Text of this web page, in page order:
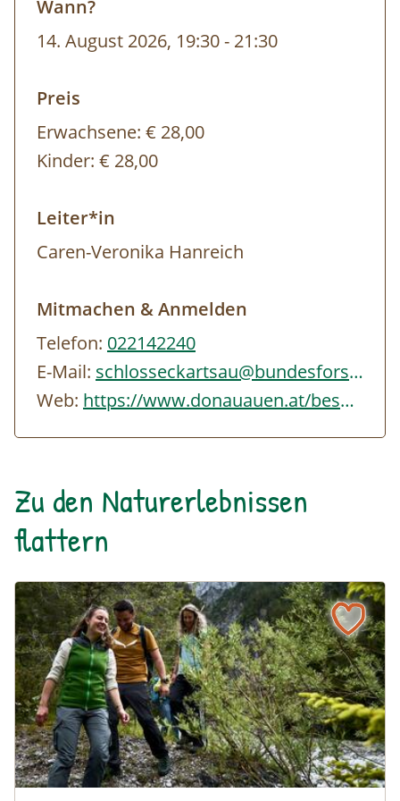
werden empfohlen.
Anmeldung erforderlich.
Führung primär für Erwachsene.
Teilnahme nicht volljähriger Personen am
Begleitperson möglich.
Wann?
14. August 2026, 19:30- 21:30
Preis
Erwachsene: € 28,00
Kinder: € 28,00
Leiter*in
Caren-Veronika Hanreich
Mitmachen & Anmelden
Telefon: 022142240
E-Mail:
schlosseckartsau@bundesforste.at
Web:
https://www.donauauen.at/besuchen/erleben/alle-angebote/spaehikel-breite-fluegel
Zu den Naturerlebnissen
flattern